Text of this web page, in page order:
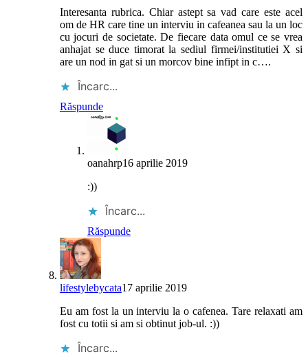
Interesanta rubrica. Chiar astept sa vad care este acel
om de HR care tine un interviu in cafeanea sau la un loc
cu jocuri de societate. De fiecare data omul ce se vrea
anhajat se duce timorat la sediul firmei/institutiei X si
are un nod in gat si un morcov bine infipt in c….
Încarc...
Răspunde
oanahrp16 aprilie 2019
:))
Încarc...
Răspunde
lifestylebycata17 aprilie 2019
Eu am fost la un interviu la o cafenea. Tare relaxati am
fost cu totii si am si obtinut job-ul. :))
Încarc...